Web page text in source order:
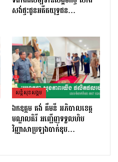
សង់ផ្ទះជូនអតីតយុទ្ធជន…
សន្តិសុខសង្គម
ឯកឧត្តម គង់ គឹមនី អភិបាលខេត្ត
មណ្ឌលគិរី អញ្ជើញទទួលហិប
វិញ្ញាសាប្រឡងបាក់ឌុប…